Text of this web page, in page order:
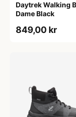
Daytrek Walking
Dame Black
849,00 kr